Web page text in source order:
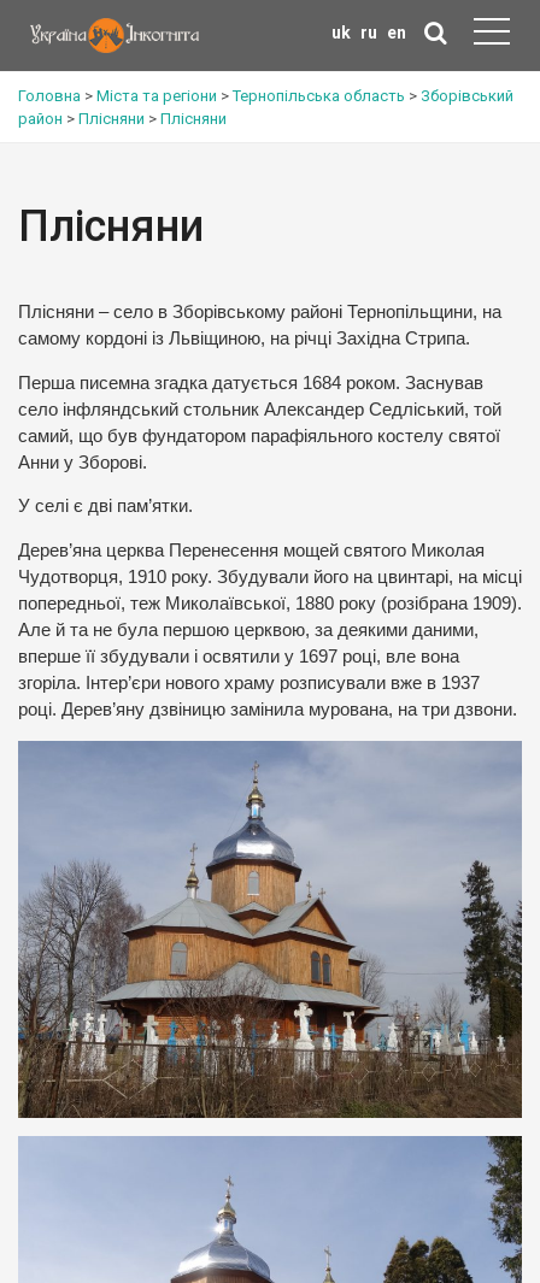
uk ru en
Головна > Міста та регіони >Тернопільська область > Зборівський
район > Плісняни > Плісняни
Плісняни
Плісняни – село в Зборівському районі Тернопільщини, на
самому кордоні із Львіщиною, на річці Західна Стрипа.
Перша писемна згадка датується 1684 роком. Заснував
село інфляндський стольник Александер Седліський, той
самий, що був фундатором парафіяльного костелу святої
Анни у Зборові.
У селі є дві пам’ятки.
Дерев’яна церква Перенесення мощей святого Миколая
Чудотворця, 1910 року. Збудували його на цвинтарі, на місці
попередньої, теж Миколаївської, 1880 року (розібрана 1909).
Але й та не була першою церквою, за деякими даними,
вперше її збудували і освятили у 1697 році, вле вона
згоріла. Інтер’єри нового храму розписували вже в 1937
році. Дерев’яну дзвіницю замінила мурована, на три дзвони.